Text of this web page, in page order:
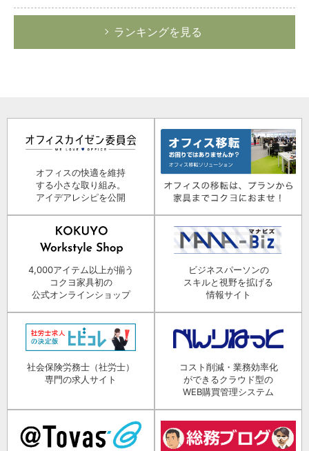
ランキングを見る
オフィスの快適を維持
する小さな取り組み。
アイデアレシピを公開
4,000アイテム以上が揃う
コクヨ家具初の
公式オンラインショップ
ビジネスパーソンの
スキルと視野を拡げる
情報サイト
社会保険労務士（社労士）
専門の求人サイト
コスト削減・業務効率化
ができるクラウド型の
WEB購買管理システム